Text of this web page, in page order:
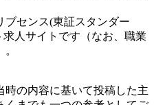
ブセンス(東証スタンダー
求人サイトです（なお、職業
の内容に基いて投稿した主